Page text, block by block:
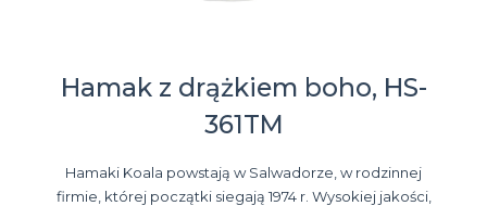
Hamak z drążkiem boho, HS-
361TM
Hamaki Koala powstają w Salwadorze, w rodzinnej
firmie, której początki siegają 1974 r. Wysokiej jakości,